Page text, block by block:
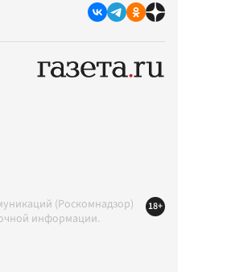
(Роскомнадзор)
информации.
18+